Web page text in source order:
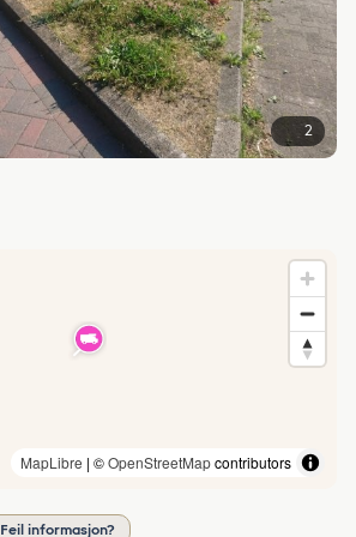
2
MapLibre | ©OpenStreetMapcontributors
Feil informasjon?